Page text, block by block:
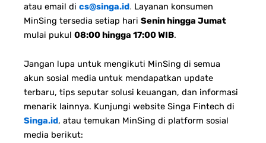
atau email di cs@singa.id. Layanan konsumen
MinSing tersedia setiap hari Senin hingga Jumat
mulai pukul 08:00 hingga 17:00 WIB.
Jangan lupa untuk mengikuti MinSing di semua
akun sosial media untuk mendapatkan update
terbaru, tips seputar solusi keuangan, dan informasi
menarik lainnya. Kunjungi website Singa Fintech di
Singa.id, atau temukan MinSing di platform sosial
media berikut: